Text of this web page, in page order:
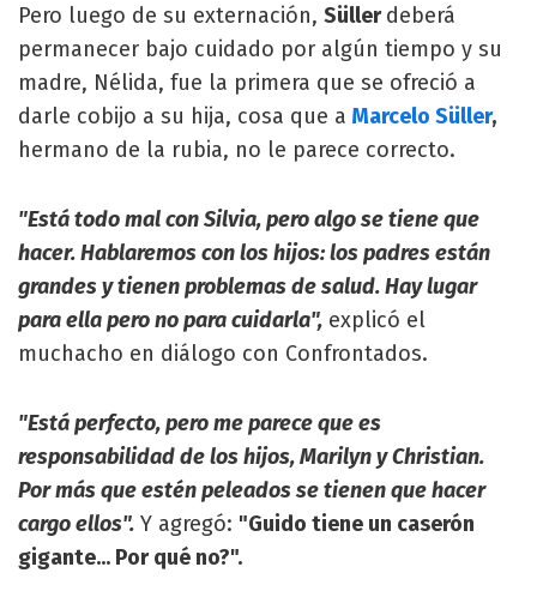
Pero luego de su externación, Süllerdeberá
permanecer bajo cuidado por algún tiempo y su
madre, Nélida, fue la primera que se ofreció a
darle cobijo a su hija, cosa que a Marcelo Süller,
hermano de la rubia, no le parece correcto.
"Está todo mal con Silvia, pero algo se tiene que
hacer. Hablaremos con los hijos: los padres están
grandes y tienen problemas de salud. Hay lugar
para ella pero no para cuidarla", explicó el
muchacho en diálogo con Confrontados.
"Está perfecto, pero me parece que es
responsabilidad de los hijos, Marilyn y Christian.
Por más que estén peleados se tienen que hacer
cargo ellos". Y agregó: "Guido tiene un caserón
gigante... Por qué no?".